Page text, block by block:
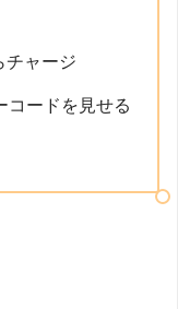
チャージ
コードを見せる